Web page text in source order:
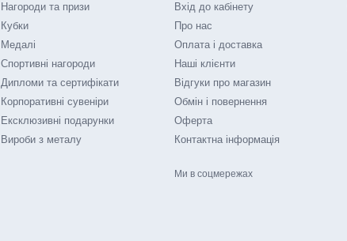
Нагороди та призи
Кубки
Медалі
Спортивні нагороди
Дипломи та сертифікати
Корпоративні сувеніри
Ексклюзивні подарунки
Вироби з металу
Вхід до кабінету
Про нас
Оплата і доставка
Наші клієнти
Відгуки про магазин
Обмін і повернення
Оферта
Контактна інформація
Ми в соцмережах